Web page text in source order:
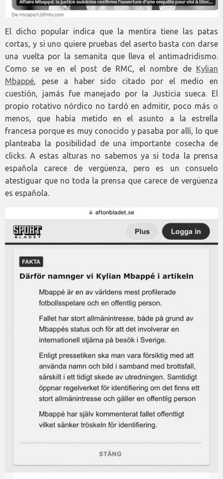
El dicho popular indica que la mentira tiene las patas
cortas, y si uno quiere pruebas del aserto basta con darse
una vuelta por la semanita que lleva el antimadridismo.
Como se ve en el post de RMC, el nombre de
Kylian
Mbappé, pese a haber sido citado por el medio en
cuestión, jamás fue manejado por la Justicia sueca. El
propio rotativo nórdico no tardó en admitir, poco más o
menos, que había metido en el asunto a la estrella
francesa porque es muy conocido y pasaba por allí, lo que
planteaba la posibilidad de una importante cosecha de
clicks. A estas alturas no sabemos ya si toda la prensa
española carece de vergüenza, pero es un consuelo
atestiguar que no toda la prensa que carece de vergüenza
es española.